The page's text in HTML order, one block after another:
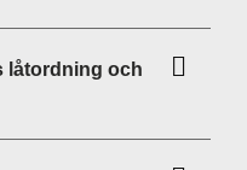
låtordning och